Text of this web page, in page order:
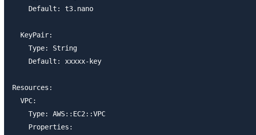
    Default: t3.nano
  KeyPair:
    Type: String
    Default: xxxxx-key
Resources:
  VPC:
    Type: AWS::EC2::VPC
    Properties: